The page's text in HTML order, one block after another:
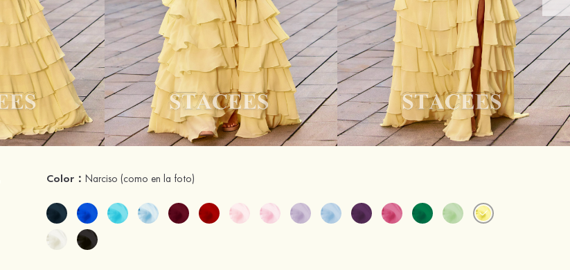
Color：Narciso (como en la foto)